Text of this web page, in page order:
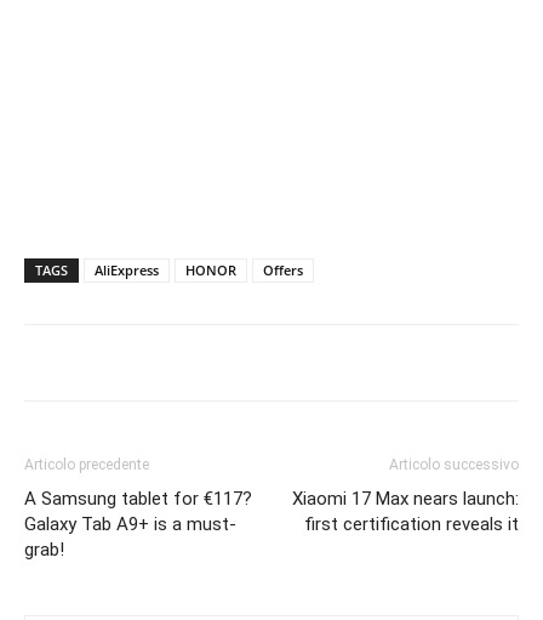
TAGS AliExpress HONOR Offers
Articolo precedente
A Samsung tablet for €117?
Galaxy Tab A9+ is a must-
grab!
Articolo successivo
Xiaomi 17 Max nears launch:
first certification reveals it